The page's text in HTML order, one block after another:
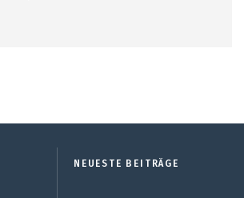
NEUESTE BEITRÄGE